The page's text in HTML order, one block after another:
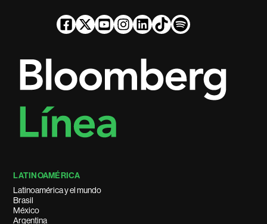
LATINOAMÉRICA
Latinoamérica y el mundo
Brasil
México
Argentina